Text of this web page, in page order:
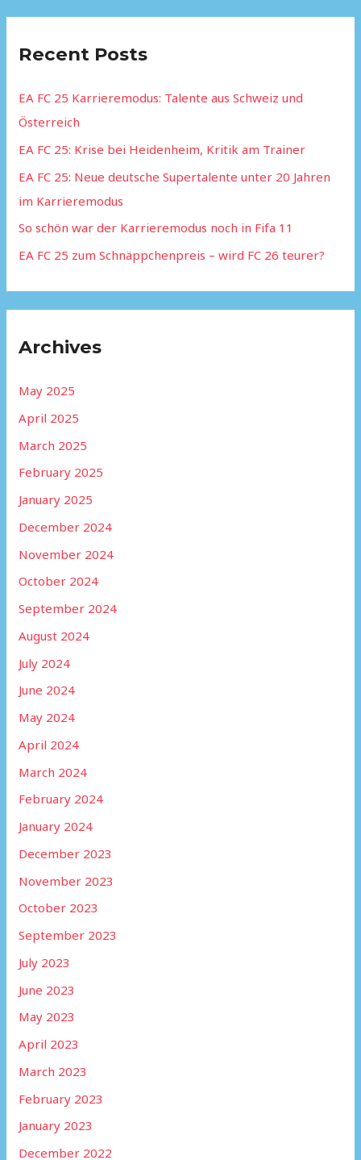
c
f
o
r
:
Recent Posts
EA FC 25 Karrieremodus: Talente aus Schweiz und
Österreich
EA FC 25: Krise bei Heidenheim, Kritik am Trainer
EA FC 25: Neue deutsche Supertalente unter 20 Jahren
im Karrieremodus
So schön war der Karrieremodus noch in Fifa 11
EA FC 25 zum Schnäppchenpreis – wird FC 26 teurer?
Archives
May 2025
April 2025
March 2025
February 2025
January 2025
December 2024
November 2024
October 2024
September 2024
August 2024
July 2024
June 2024
May 2024
April 2024
March 2024
February 2024
January 2024
December 2023
November 2023
October 2023
September 2023
July 2023
June 2023
May 2023
April 2023
March 2023
February 2023
January 2023
December 2022